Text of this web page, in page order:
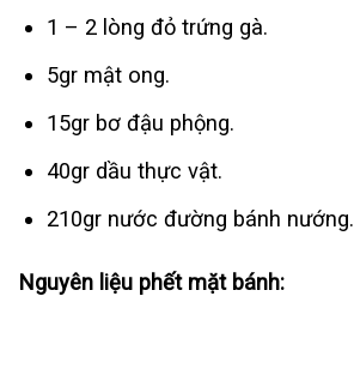
1 – 2 lòng đỏ trứng gà.
5gr mật ong.
15gr bơ đậu phộng.
40gr dầu thực vật.
210gr nước đường bánh nướng.
Nguyên liệu phết mặt bánh: